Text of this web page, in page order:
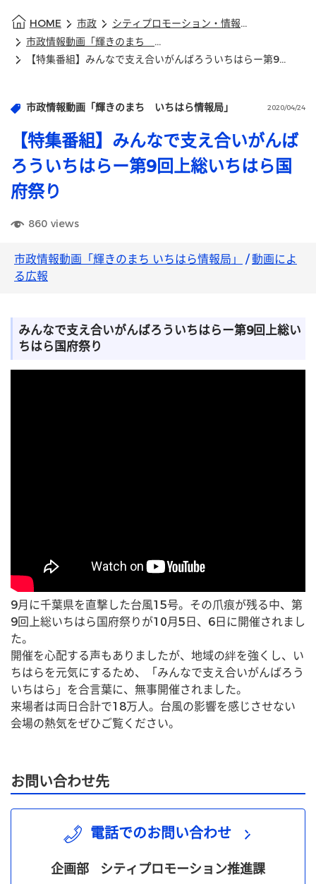
HOME 市政
シティプロモーション・情報発信
市政情報動画「輝きのまち いちはら情報局」
【特集番組】みんなで支え合いがんばろういちはらー第9回上総いちはら国府祭り
市政情報動画「輝きのまち いちはら情報局」 2020/04/24
【特集番組】みんなで支え合いがんば
ろういちはらー第9回上総いちはら国
府祭り
860 views
市政情報動画「輝きのまち いちはら情報局」 /動画によ
る広報
みんなで支え合いがんばろういちはらー第9回上総い
ちはら国府祭り
9月に千葉県を直撃した台風15号。その爪痕が残る中、第
9回上総いちはら国府祭りが10月5日、6日に開催されまし
た。
開催を心配する声もありましたが、地域の絆を強くし、い
ちはらを元気にするため、「みんなで支え合いがんばろう
いちはら」を合言葉に、無事開催されました。
来場者は両日合計で18万人。台風の影響を感じさせない
会場の熱気をぜひご覧ください。
お問い合わせ先
電話でのお問い合わせ
企画部 シティプロモーション推進課